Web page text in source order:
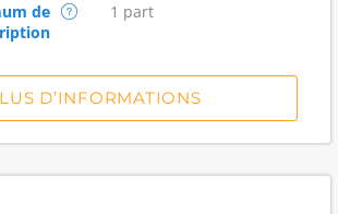
de
1 part
D’INFORMATIONS